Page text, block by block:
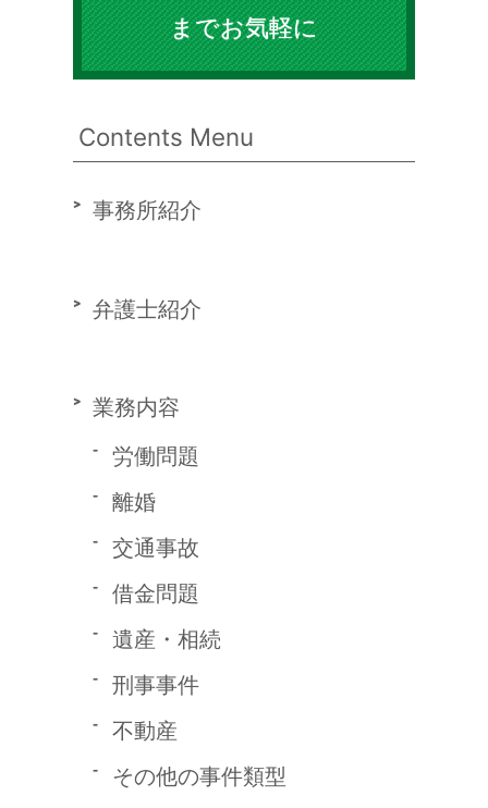
までお気軽に
Contents Menu
事務所紹介
弁護士紹介
業務内容
労働問題
離婚
交通事故
借金問題
遺産・相続
刑事事件
不動産
その他の事件類型